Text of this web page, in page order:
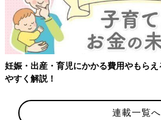
金をわかり
連載一覧へ